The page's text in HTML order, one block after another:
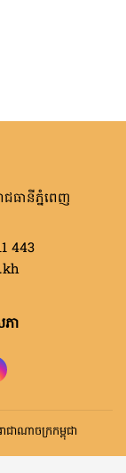
ជធានីភ្នំពេញ
443
ា
ាណាចក្រកម្ពុជា